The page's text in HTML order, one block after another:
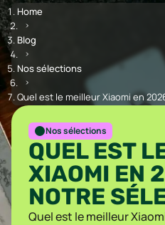
Home
Blog
Nos sélections
Quel est le meilleur Xiaomi en
Nos sélections
QUEL EST
XIAOMI EN
NOTRE
Quel est le meilleur